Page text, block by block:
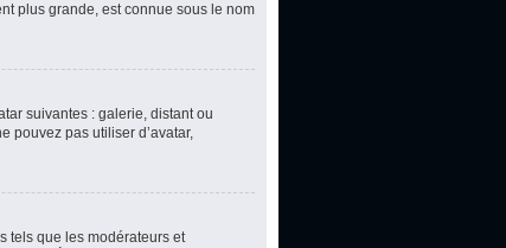
plus grande, est connue sous le nom
suivantes : galerie, distant ou
pouvez pas utiliser d’avatar,
tels que les modérateurs et